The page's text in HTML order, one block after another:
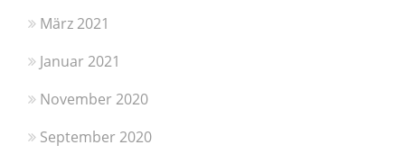
März 2021
Januar 2021
November 2020
September 2020